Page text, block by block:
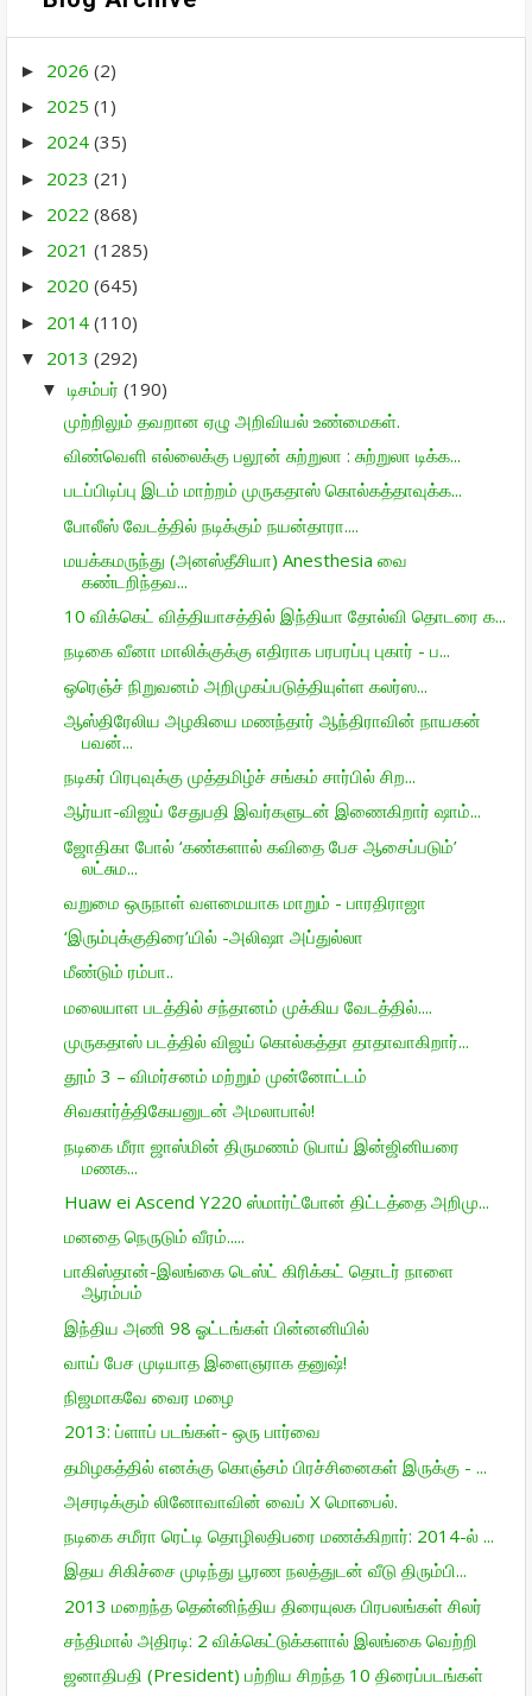
► 2026 (2)
► 2025 (1)
► 2024 (35)
► 2023 (21)
► 2022 (868)
► 2021 (1285)
► 2020 (645)
► 2014 (110)
▼ 2013 (292)
▼ டிசம்பர் (190)
முற்றிலும் தவறான ஏழு அறிவியல் உண்மைகள்.
விண்வெளி எல்லைக்கு பலூன் சுற்றுலா : சுற்றுலா டிக்க...
படப்பிடிப்பு இடம் மாற்றம் முருகதாஸ் கொல்கத்தாவுக்க...
போலீஸ் வேடத்தில் நடிக்கும் நயன்தாரா....
மயக்கமருந்து (அனஸ்தீசியா) Anesthesia வை
கண்டறிந்தவ...
10 விக்கெட் வித்தியாசத்தில் இந்தியா தோல்வி தொடரை க...
நடிகை வீனா மாலிக்குக்கு எதிராக பரபரப்பு புகார் - ப...
ஒரெஞ்ச் நிறு­வனம் அறி­மு­கப்­ப­டுத்­தி­யுள்ள கலர்ஸ...
ஆஸ்திரேலிய அழகியை மணந்தார் ஆந்திராவின் நாயகன்
பவன்...
நடிகர் பிரபுவுக்கு முத்தமிழ்ச் சங்கம் சார்பில் சிற...
ஆர்யா-விஜய் சேதுபதி இவர்களுடன் இணைகிறார் ஷாம்...
ஜோதிகா போல் ‘கண்களால் கவிதை பேச ஆசைப்படும்’
லட்சும...
வறுமை ஒருநாள் வளமையாக மாறும் - பாரதிராஜா
‘இரும்புக்குதிரை’யில் -அலிஷா அப்துல்லா
மீண்டும் ரம்பா..
மலையாள படத்தில் சந்தானம் முக்கிய வேடத்தில்....
முருகதாஸ் படத்தில் விஜய் கொல்கத்தா தாதாவாகிறார்...
தூம் 3 – விமர்சனம் மற்றும் முன்னோட்டம்
சிவகார்த்திகேயனுடன் அமலாபால்!
நடிகை மீரா ஜாஸ்மின் திருமணம் டுபாய் இன்ஜினியரை
மணக...
Huaw ei Ascend Y220 ஸ்மார்ட்போன் திட்­டத்தை அறி­மு...
மனதை நெருடும் வீரம்.....
பாகிஸ்தான்-இலங்கை டெஸ்ட் கிரிக்கட் தொடர் நாளை
ஆரம்பம்
இந்திய அணி 98 ஓட்டங்கள் பின்னனியில்
வாய் பேச முடியாத இளைஞராக தனுஷ்!
நிஜமாகவே வைர மழை
2013: ப்ளாப் படங்கள்- ஒரு பார்வை
தமிழகத்தில் எனக்கு கொஞ்சம் பிரச்சினைகள் இருக்கு - ...
அசரடிக்கும் லினோவாவின் வைப் X மொபைல்.
நடிகை சமீரா ரெட்டி தொழிலதிபரை மணக்கிறார்: 2014-ல் ...
இதய சிகிச்சை முடிந்து பூரண நலத்துடன் வீடு திரும்பி...
2013 மறைந்த தென்னிந்திய திரையுலக பிரபலங்கள் சிலர்
சந்திமால் அதிரடி: 2 விக்கெட்டுக்களால் இலங்கை வெற்றி
ஜனாதிபதி (President) பற்றிய சிறந்த 10 திரைப்படங்கள்